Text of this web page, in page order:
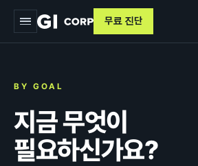
트래킹 & 애널리틱스
데이터 파이프라인
목적별
무료 진단
BY GOAL
지금 무엇이
필요하신가요?